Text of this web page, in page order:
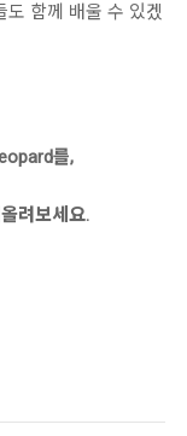
도 함께 배울 수 있겠
를,
려보세요.